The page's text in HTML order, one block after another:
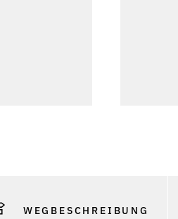
WEGBESCHREIBUNG